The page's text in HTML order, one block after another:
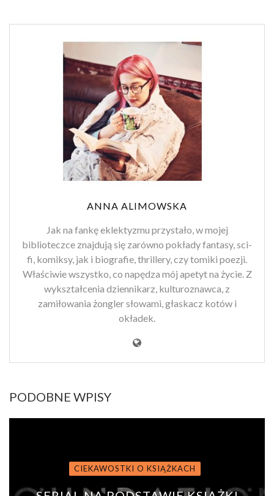
ANNA ALIMOWSKA
Jak na fankę eklektyzmu przystało, w mojej
biblioteczce znajdują się zarówno pokłady fantasy, sci-
fi, komiksy, jak i biografie, thrillery, czy tomiki poezji.
Właściwie wszystko, co napędza mój apetyt na życie. Z
wykształcenia dziennikarz, kulturoznawca, z
zamiłowania żongler słowami, głaskacz kotów i
okładek.
PODOBNE WPISY
CIEKAWOSTKI O KSIĄŻKACH